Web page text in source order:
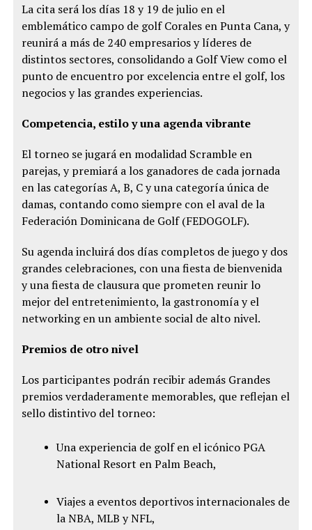
La cita será los días 18 y 19 de julio en el
emblemático campo de golf Corales en Punta Cana, y
reunirá a más de 240 empresarios y líderes de
distintos sectores, consolidando a Golf View como el
punto de encuentro por excelencia entre el golf, los
negocios y las grandes experiencias.
Competencia, estilo y una agenda vibrante
El torneo se jugará en modalidad Scramble en
parejas, y premiará a los ganadores de cada jornada
en las categorías A, B, C y una categoría única de
damas, contando como siempre con el aval de la
Federación Dominicana de Golf (FEDOGOLF).
Su agenda incluirá dos días completos de juego y dos
grandes celebraciones, con una fiesta de bienvenida
y una fiesta de clausura que prometen reunir lo
mejor del entretenimiento, la gastronomía y el
networking en un ambiente social de alto nivel.
Premios de otro nivel
Los participantes podrán recibir además Grandes
premios verdaderamente memorables, que reflejan el
sello distintivo del torneo:
Una experiencia de golf en el icónico PGA
National Resort en Palm Beach,
Viajes a eventos deportivos internacionales de
la NBA, MLB y NFL,